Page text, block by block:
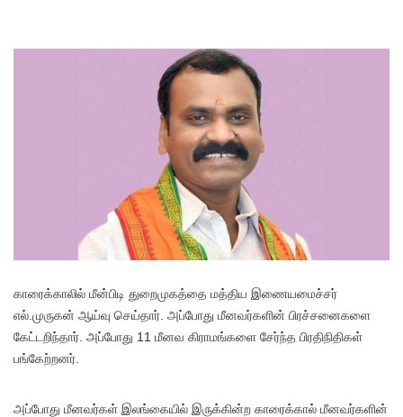
காரைக்காலில் மீன்பிடி துறைமுகத்தை மத்திய இணையமைச்சர்
எல்.முருகன் ஆய்வு செய்தார். அப்போது மீனவர்களின் பிரச்சனைகளை
கேட்டறிந்தார். அப்போது 11 மீனவ கிராமங்களை சேர்ந்த பிரதிநிதிகள்
பங்கேற்றனர்.
அப்போது மீனவர்கள் இலங்கையில் இருக்கின்ற காரைக்கால் மீனவர்களின்